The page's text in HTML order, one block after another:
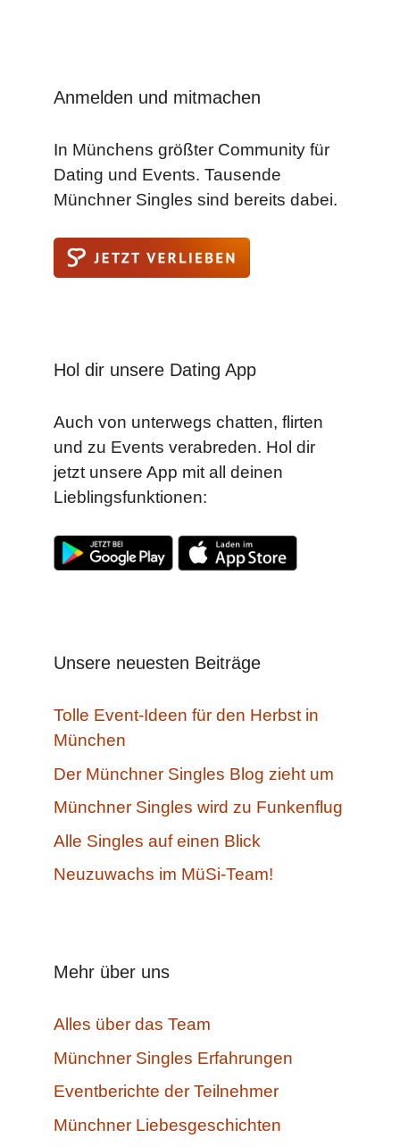
Anmelden und mitmachen
In Münchens größter Community für
Dating und Events. Tausende
Münchner Singles sind bereits dabei.
Hol dir unsere Dating App
Auch von unterwegs chatten, flirten
und zu Events verabreden. Hol dir
jetzt unsere App mit all deinen
Lieblingsfunktionen:
Unsere neuesten Beiträge
Tolle Event-Ideen für den Herbst in
München
Der Münchner Singles Blog zieht um
Münchner Singles wird zu Funkenflug
Alle Singles auf einen Blick
Neuzuwachs im MüSi-Team!
Mehr über uns
Alles über das Team
Münchner Singles Erfahrungen
Eventberichte der Teilnehmer
Münchner Liebesgeschichten